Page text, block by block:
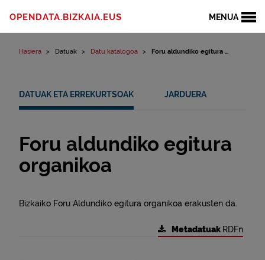
MENUA
OPENDATA.BIZKAIA.EUS
Hasiera Datuak Datu katalogoa Foru aldundiko egitura ...
DATUAK ETA ERREKURTSOAK JARDUERA
Foru aldundiko egitura
organikoa
Bizkaiko Foru Aldundiko egitura organikoa erakusten da.
Metadatuak RDFn